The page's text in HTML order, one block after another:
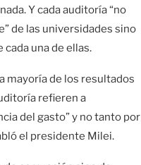
Y cada auditoría “no
de las universidades sino
cada una de ellas.
mayoría de los resultados
refieren a
del gasto” y no tanto por
el presidente Milei.